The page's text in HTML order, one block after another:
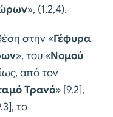
», (1,2,4).
στην «Γέφυρα
», του «Νομού
από τον
Τρανό» [9.2],
το